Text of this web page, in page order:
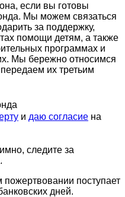
если вы готовы
Мы можем связаться
за поддержку,
помощи детям, а также
программах и
Мы бережно относимся
их третьим
и даю согласие на
следите за
поступает
дней.